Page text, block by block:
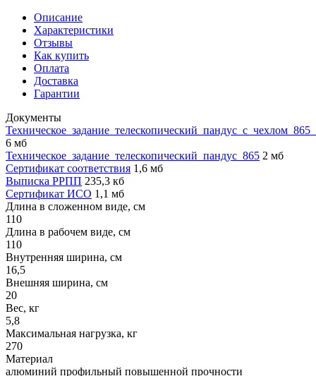
Описание
Характеристики
Отзывы
Как купить
Оплата
Доставка
Гарантии
Документы
6 мб
Техническое_задание_телескопический_пандус_865 2 мб
Сертификат соответствия 1,6 мб
Выписка РРПП 235,3 кб
Сертификат ИСО 1,1 мб
Длина в сложенном виде, см
110
Длина в рабочем виде, см
110
Внутренняя ширина, см
16,5
Внешняя ширина, см
20
Вес, кг
5,8
Максимальная нагрузка, кг
270
Материал
алюминий профильный повышенной прочности